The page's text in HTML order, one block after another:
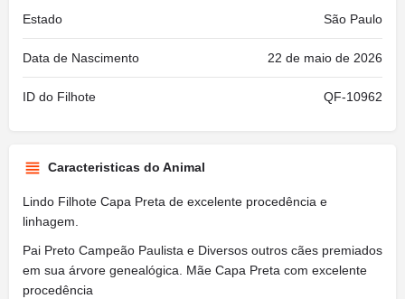
Estado São Paulo
Data de Nascimento 22 de maio de 2026
ID do Filhote QF-10962
Caracteristicas do Animal
Lindo Filhote Capa Preta de excelente procedência e
linhagem.
Pai Preto Campeão Paulista e Diversos outros cães premiados
em sua árvore genealógica. Mãe Capa Preta com excelente
procedência